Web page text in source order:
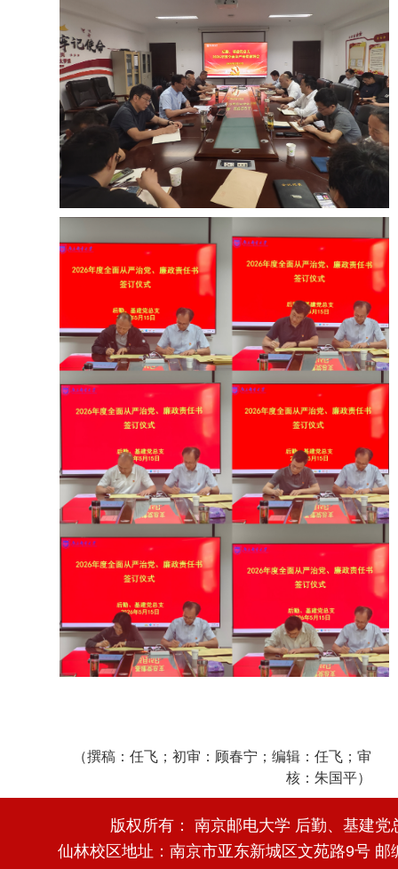
（撰稿：任飞；初审：顾春宁；编辑：任飞；审
核：朱国平）
版权所有： 南京邮电大学 后勤、基建党
仙林校区地址：南京市亚东新城区文苑路9号 邮